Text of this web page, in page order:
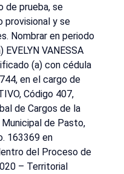
de prueba, se
provisional y se
Nombrar en periodo
VANESSA
(a) con cédula
en el cargo de
Código 407,
de Cargos de la
de Pasto,
163369 en
del Proceso de
– Territorial